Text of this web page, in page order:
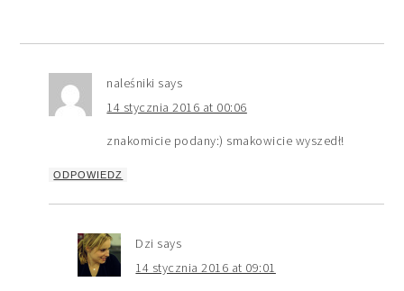
naleśniki says
14 stycznia 2016 at 00:06
znakomicie podany:) smakowicie wyszedł!
ODPOWIEDZ
Dzi says
14 stycznia 2016 at 09:01